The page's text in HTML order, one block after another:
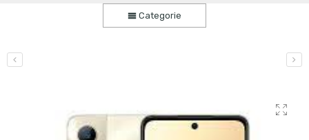
Categorie